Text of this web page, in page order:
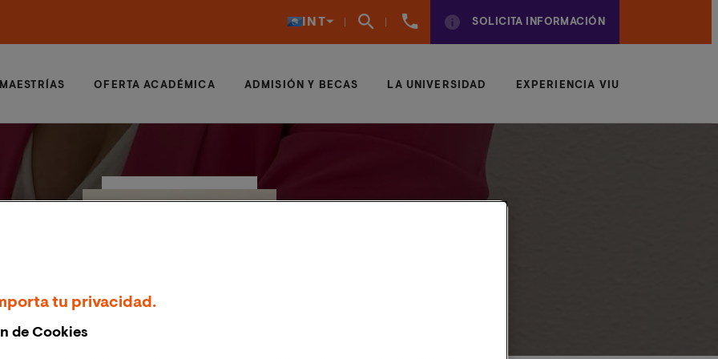
INT
961
SOLICITA INFORMACIÓN
MAESTRÍAS OFERTA ACADÉMICA ADMISIÓN Y BECAS LA UNIVERSIDAD EXPERIENCIA VIU
tu privacidad.
de Cookies